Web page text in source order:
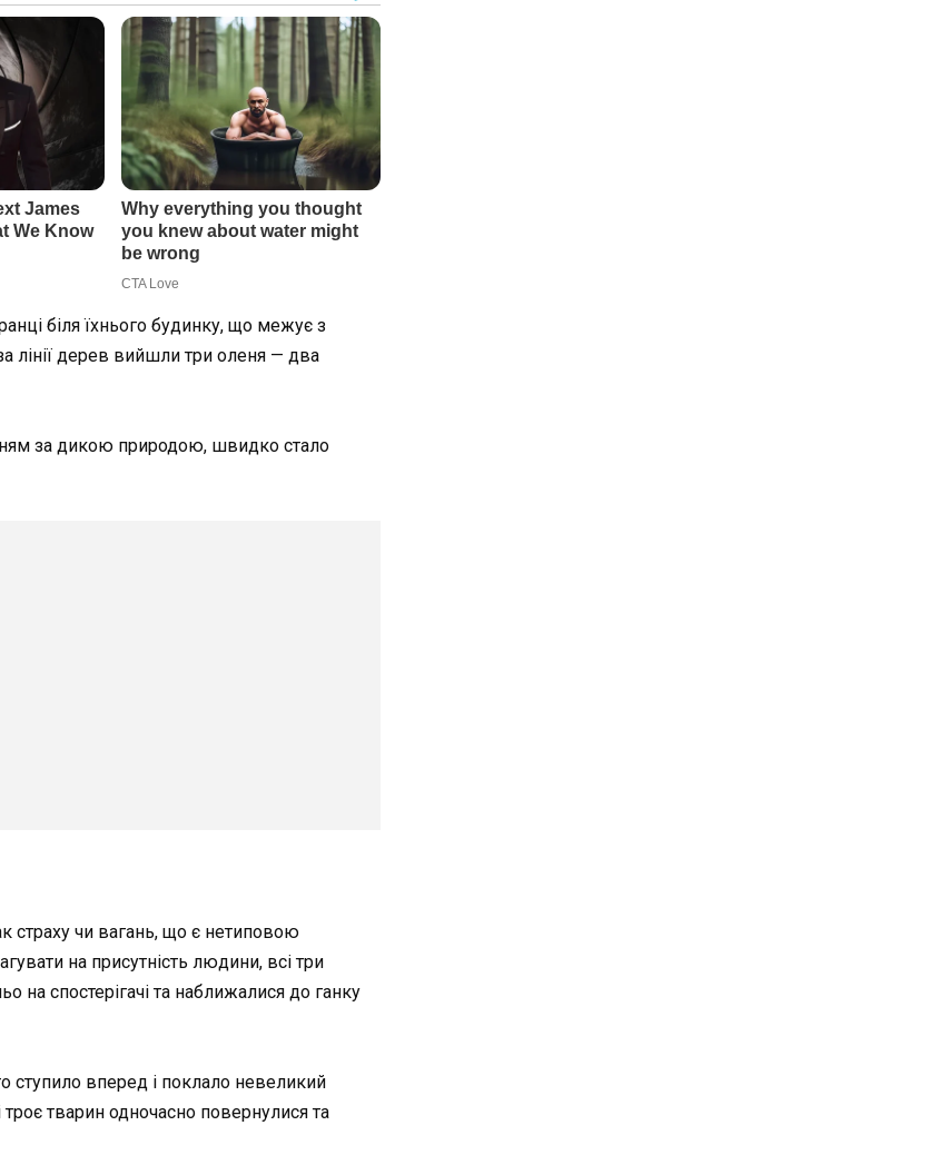
біля їхнього будинку, що межує з
лінії дерев вийшли три оленя — два
за дикою природою, швидко стало
страху чи вагань, що є нетиповою
на присутність людини, всі три
на спостерігачі та наближалися до ганку
ступило вперед і поклало невеликий
тварин одночасно повернулися та